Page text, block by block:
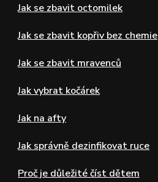
Jak se zbavit octomilek
Jak se zbavit kopřiv bez chemie
Jak se zbavit mravenců
Jak vybrat kočárek
Jak na afty
Jak správně dezinfikovat ruce
Proč je důležité číst dětem